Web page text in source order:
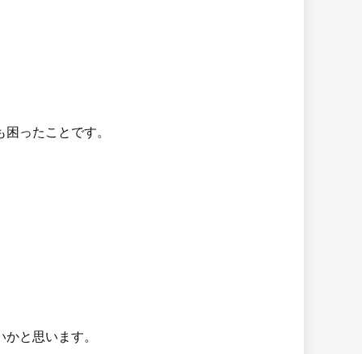
ったことです。
と思います。